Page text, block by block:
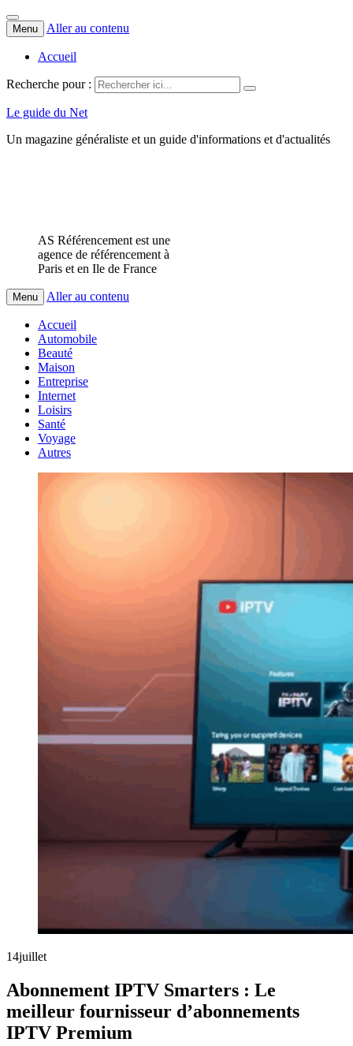
Menu Aller au contenu
Accueil
Recherche pour :
Le guide du Net
Un magazine généraliste et un guide d'informations et d'actualités
AS Référencement est une
agence de référencement à
Paris et en Ile de France
Menu Aller au contenu
Accueil
Automobile
Beauté
Maison
Entreprise
Internet
Loisirs
Santé
Voyage
Autres
14juillet
Abonnement IPTV Smarters : Le
meilleur fournisseur d’abonnements
IPTV Premium